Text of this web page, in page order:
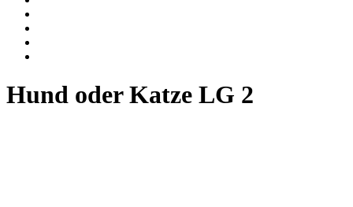
Hund oder Katze LG 2